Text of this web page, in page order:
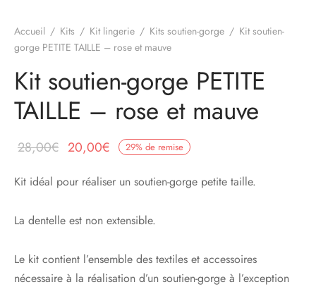
Accueil / Kits / Kit lingerie / Kits soutien-gorge / Kit soutien-
gorge PETITE TAILLE – rose et mauve
Kit soutien-gorge PETITE
TAILLE – rose et mauve
29% de remise
28,00€ Le prix
était :
20,00€ Le prix
est :
Kit idéal pour réaliser un soutien-gorge petite taille.
La dentelle est non extensible.
Le kit contient l’ensemble des textiles et accessoires
nécessaire à la réalisation d’un soutien-gorge à l’exception